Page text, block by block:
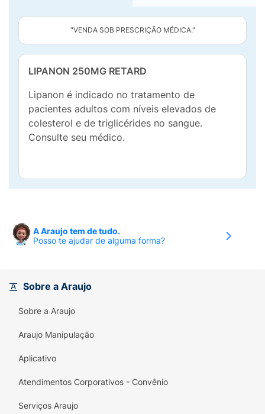
"VENDA SOB PRESCRIÇÃO MÉDICA."
LIPANON 250MG RETARD
Lipanon é indicado no tratamento de
pacientes adultos com níveis elevados de
colesterol e de triglicérides no sangue.
Consulte seu médico.
A Araujo tem de tudo.
Posso te ajudar de alguma forma?
Sobre a Araujo
Sobre a Araujo
Araujo Manipulação
Aplicativo
Atendimentos Corporativos - Convênio
Serviços Araujo